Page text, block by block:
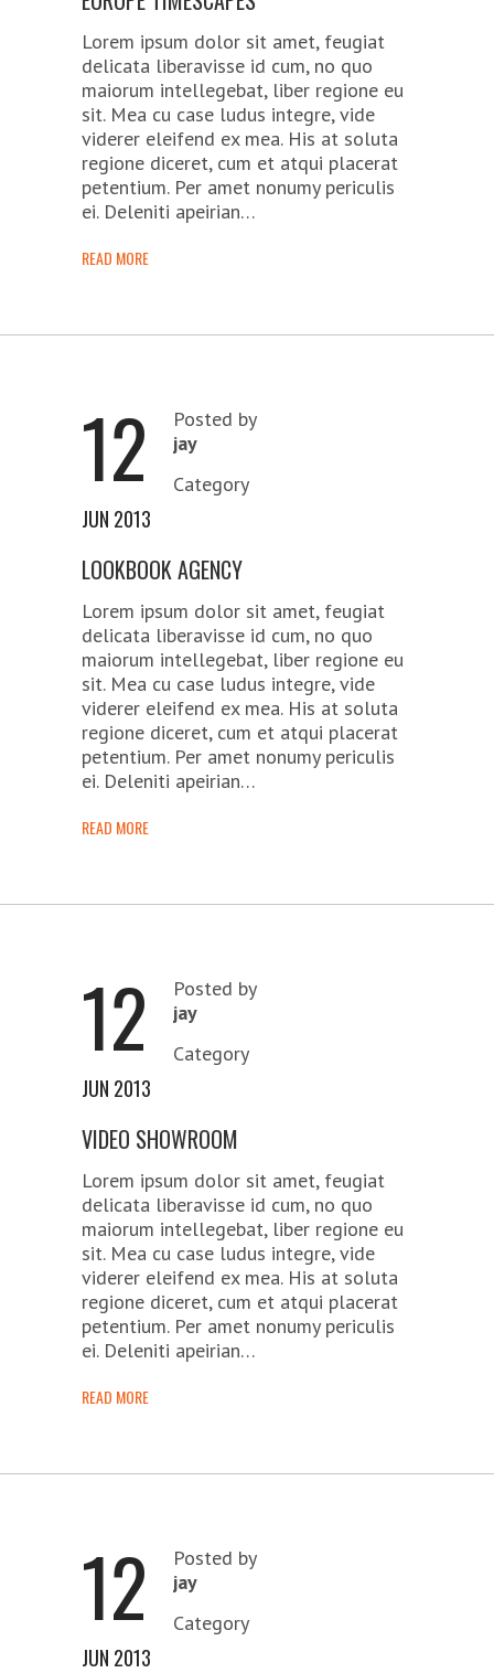
Lorem ipsum dolor sit amet, feugiat
delicata liberavisse id cum, no quo
maiorum intellegebat, liber regione eu
sit. Mea cu case ludus integre, vide
viderer eleifend ex mea. His at soluta
regione diceret, cum et atqui placerat
petentium. Per amet nonumy periculis
ei. Deleniti apeirian…
READ MORE
12
JUN 2013
Posted by
jay
Category
LOOKBOOK AGENCY
Lorem ipsum dolor sit amet, feugiat
delicata liberavisse id cum, no quo
maiorum intellegebat, liber regione eu
sit. Mea cu case ludus integre, vide
viderer eleifend ex mea. His at soluta
regione diceret, cum et atqui placerat
petentium. Per amet nonumy periculis
ei. Deleniti apeirian…
READ MORE
12
JUN 2013
Posted by
jay
Category
VIDEO SHOWROOM
Lorem ipsum dolor sit amet, feugiat
delicata liberavisse id cum, no quo
maiorum intellegebat, liber regione eu
sit. Mea cu case ludus integre, vide
viderer eleifend ex mea. His at soluta
regione diceret, cum et atqui placerat
petentium. Per amet nonumy periculis
ei. Deleniti apeirian…
READ MORE
12
JUN 2013
Posted by
jay
Category